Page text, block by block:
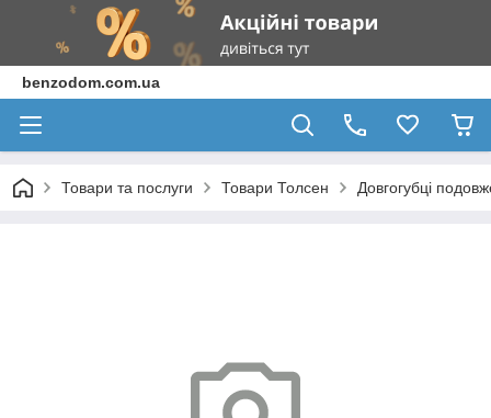
benzodom.com.ua
Товари та послуги Товари Толсен Довгогубці